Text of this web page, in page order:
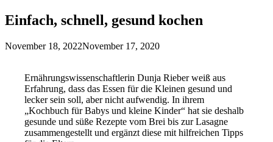
Einfach, schnell, gesund kochen
November 18, 2022November 17, 2020
Ernährungswissenschaftlerin Dunja Rieber weiß aus
Erfahrung, dass das Essen für die Kleinen gesund und
lecker sein soll, aber nicht aufwendig. In ihrem
„Kochbuch für Babys und kleine Kinder“ hat sie deshalb
gesunde und süße Rezepte vom Brei bis zur Lasagne
zusammengestellt und ergänzt diese mit hilfreichen Tipps